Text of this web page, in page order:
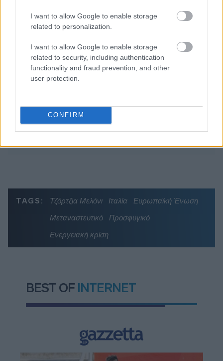
I want to allow Google to enable storage
related to personalization.
I want to allow Google to enable storage
related to security, including authentication
functionality and fraud prevention, and other
user protection.
CONFIRM
Διαβάζονται αυτή τη στιγμή
Μεταβιβάσεις ακινήτων: Στο σκάνερ χιλιάδες
συμβόλαια του 2025 για το πιστοποιητικό
ΕΝΦΙΑ
Μαξίμου για τη βιομηχανία
Πώς μπορείτε να βγείτε νωρίτερα στη σύνταξη
TAGS: Τζόρτζια Μελόνι Ιταλία
Ευρωπαϊκή Ένωση
Μεταναστευτικό
Προσφυγικό
Ενεργειακή κρίση
BEST OF INTERNET